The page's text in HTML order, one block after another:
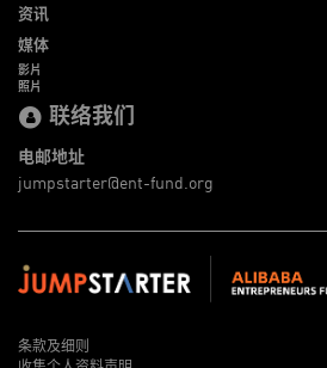
资讯
媒体
影片
照片
联络我们
电邮地址
jumpstarter@ent-fund.org
条款及细则